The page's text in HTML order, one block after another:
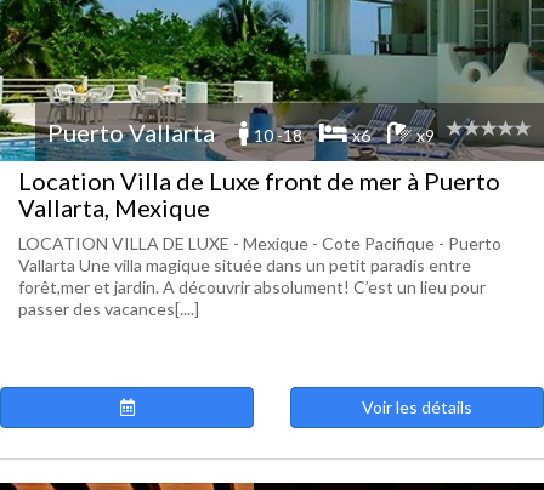
Puerto Vallarta 10 -18 x6 x9
Location Villa de Luxe front de mer à Puerto
Vallarta, Mexique
LOCATION VILLA DE LUXE - Mexique - Cote Pacifique - Puerto
Vallarta Une villa magique située dans un petit paradis entre
forêt,mer et jardin. A découvrir absolument! C’est un lieu pour
passer des vacances[....]
Voir les détails